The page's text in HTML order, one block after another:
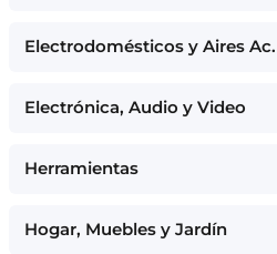
Electrodomésticos y Aires Ac.
Electrónica, Audio y Video
Herramientas
Hogar, Muebles y Jardín